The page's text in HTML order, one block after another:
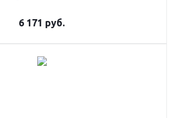
6 171 руб.